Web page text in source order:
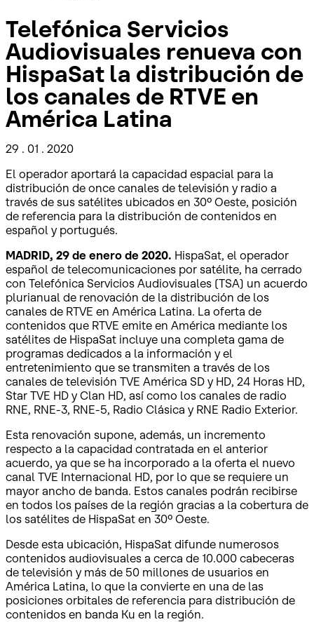
Telefónica Servicios
Audiovisuales renueva con
HispaSat la distribución de
los canales de RTVE en
América Latina
29 . 01 . 2020
El operador aportará la capacidad espacial para la
distribución de once canales de televisión y radio a
través de sus satélites ubicados en 30º Oeste, posición
de referencia para la distribución de contenidos en
español y portugués.
MADRID, 29 de enero de 2020. HispaSat, el operador
español de telecomunicaciones por satélite, ha cerrado
con Telefónica Servicios Audiovisuales (TSA) un acuerdo
plurianual de renovación de la distribución de los
canales de RTVE en América Latina. La oferta de
contenidos que RTVE emite en América mediante los
satélites de HispaSat incluye una completa gama de
programas dedicados a la información y el
entretenimiento que se transmiten a través de los
canales de televisión TVE América SD y HD, 24 Horas HD,
Star TVE HD y Clan HD, así como los canales de radio
RNE, RNE-3, RNE-5, Radio Clásica y RNE Radio Exterior.
Esta renovación supone, además, un incremento
respecto a la capacidad contratada en el anterior
acuerdo, ya que se ha incorporado a la oferta el nuevo
canal TVE Internacional HD, por lo que se requiere un
mayor ancho de banda. Estos canales podrán recibirse
en todos los países de la región gracias a la cobertura de
los satélites de HispaSat en 30º Oeste.
Desde esta ubicación, HispaSat difunde numerosos
contenidos audiovisuales a cerca de 10.000 cabeceras
de televisión y más de 50 millones de usuarios en
América Latina, lo que la convierte en una de las
posiciones orbitales de referencia para distribución de
contenidos en banda Ku en la región.